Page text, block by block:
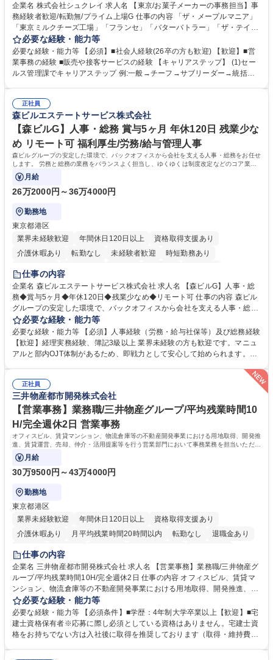
企業名 株式会社シュクレイ 求人名 【東京/お菓子メーカーの事務担当】事
務経験者歓迎/転勤無/プライム上場G 仕事の内容 「ザ・メープルマニア」
「東京ミルクチーズ工場」「フランセ」「バターバトラー」「ザ・テイラ
ー」「DROOLY」等のブランドを多数展開する当社にて、オリジナル菓子
ブランド商品の事務業務をお任せいたします。 【具体的な業務内容】 ■店
舗からの発注受付/PC入力業務 ■受電対応(社内/社外) ■商品のマスター登
録 ■日々の売上抽出・報告 ■提携企業への書類送付業務 ■契約書管理業務
必要な経験・能力等
必要な経験・能力等 【必須】■社会人経験(26卒の方も歓迎) 【歓迎】■営
業事務の経験 ■販売や接客サービスの経験 【キャリアステップ】 (1)セー
ルス管理課でキャリアステップ 例:一般→チーフ→サブリーダー→統括リ
や個別面談を通してご自身のキャリアと向き合っていただき、会社として
もバックアップしていきます。 学歴・資格 学歴：大学院 大学 高専 短大
専修学校 高校 語学力： 資格：
正社員
森ビルエステートサービス株式会社
【森ビルG】人事・総務 賞与5ヶ月 年休120日 残業少な
め リモート可 福利厚生/労務/給与管理人事
森ビルグループの安定した環境で、バックオフィスから会社を支える人事・総務をお任せ
します。 労務と総務の業務をバランスよく担当し、ゆくゆくは制度改定などのコア業務
にも挑戦できる、やりがいある環境です。
月給
26万2000円～36万4000円
勤務地
東京都港区
業界未経験歓迎
年間休日120日以上
資格取得支援あり
介護休暇あり
転勤なし 未経験者歓迎
時短勤務あり
経験者歓迎
完全週休2日制
交通費支給 長期歓迎 駅近5分以内 土日祝休み
仕事の内容
企業名 森ビルエステートサービス株式会社 求人名 【森ビルG】人事・総
務◆賞与5ヶ月◆年休120日◆残業少なめ◆リモート可 仕事の内容 森ビル
グループの安定した環境で、バックオフィスから会社を支える人事・総務
をお任せします。 労務と総務の業務をバランスよく担当し、ゆくゆくは制
度改定などのコア業務にも挑戦できる、やりがいある環境です。 ■勤怠管
理、給与計算、社会保険手続き、年末調整等の労務管理全般 ■入退社手続
き、社内規定の改定や人事制度改定などのコア業務 ■社内イベントの企画
は部内のOJTを中心に、あなたの経験に合わせて不足している部分はいつ
でも質問・相談できる環境が整っているため、安心して成長できます。 募
集職種 【森ビルG】人事・総務◆賞与5ヶ月◆年休120日◆残業少なめ◆
リモート可
必要な経験・能力等
必要な経験・能力等 【必須】人事経験（労務・給与社保等）及び総務経験
【歓迎】経理実務経験、簿記3級以上 業界未経験の方も歓迎です。マニュ
アルと部内OJT体制があるため、即戦力として安心して始められます。
ます。定型業務に留まらず、社内規定や人事制度の改定など会社のコア業
務に挑戦できるため、自身の成長と組織への貢献度をダイレクトに実感で
きます。 残業少なめ、週1日リモート可など、ワークライフバランスを保
ち長期活躍できる環境です。 「これまでの幅広い経験を活かし、長期的な
キャリアを築きたい」という前向きな意欲と挑戦を全力で応援します。 学
歴・資格 学歴：大学院 大学 高専 短大 専修学校 高校 語学力： 資格：日商
簿記検定1級 日商簿記検定2級 日商簿記検定3級
正社員
三井物産都市開発株式会社
【営業事務】業務職/三井物産グループ/平均残業時間10
H/完全週休2日 営業事務
オフィスビル、賃貸マンション、物流倉庫等の不動産開発事業における用地取得、開発推
進、賃貸運営、売却、仲介・活用提案等を行う営業部門において事務業務を担当いただき
ます。
月給
30万9500円～43万4000円
勤務地
東京都港区
業界未経験歓迎
年間休日120日以上
資格取得支援あり
介護休暇あり
月平均残業時間20時間以内 転勤なし
退職金あり
在宅OK
賞与あり
駅近5分以内
土日祝休み 寮・社宅あり
仕事の内容
企業名 三井物産都市開発株式会社 求人名 【営業事務】業務職/三井物産グ
ループ/平均残業時間10H/完全週休2日 仕事の内容 オフィスビル、賃貸マ
ンション、物流倉庫等の不動産開発事業における用地取得、開発推進、賃
貸運営、売却、仲介・活用提案等を行う営業部門において事務業務を担当
いただきます。 【詳細】・契約書管理、契約書製本、捺印対応、ファイリ
ング、登記簿取得、調書取得・支払業務（各種費用支払、支払管理、請
求・支払データ登録、取引先マスター申請対応）・予算作成及び予実管
必要な経験・能力等
必要な経験・能力等 【必須条件】■学歴：4年制大学卒業以上【歓迎】■宅
建士資格保有者※応募に際し必須としている資格はありません。宅建士資
格をお持ちでない方は入社後に取得を推奨しております（取得・維持費用